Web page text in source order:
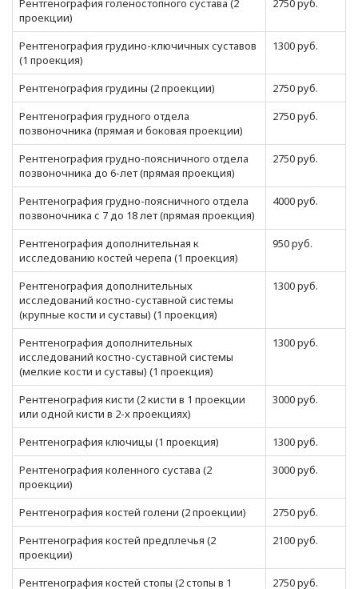
Рентгенография голеностопного сустава (2
проекции)
2750 руб.
Рентгенография грудино-ключичных суставов
(1 проекция)
1300 руб.
Рентгенография грудины (2 проекции)
2750 руб.
Рентгенография грудного отдела
позвоночника (прямая и боковая проекции)
2750 руб.
Рентгенография грудно-поясничного отдела
позвоночника до 6-лет (прямая проекция)
2750 руб.
Рентгенография грудно-поясничного отдела
позвоночника с 7 до 18 лет (прямая проекция)
4000 руб.
Рентгенография дополнительная к
исследованию костей черепа (1 проекция)
950 руб.
Рентгенография дополнительных
исследований костно-суставной системы
(крупные кости и суставы) (1 проекция)
1300 руб.
Рентгенография дополнительных
исследований костно-суставной системы
(мелкие кости и суставы) (1 проекция)
1300 руб.
Рентгенография кисти (2 кисти в 1 проекции
или одной кисти в 2-х проекциях)
3000 руб.
Рентгенография ключицы (1 проекция)
1300 руб.
Рентгенография коленного сустава (2
проекции)
3000 руб.
Рентгенография костей голени (2 проекции)
2750 руб.
Рентгенография костей предплечья (2
проекции)
2100 руб.
Рентгенография костей стопы (2 стопы в 1
2750 руб.